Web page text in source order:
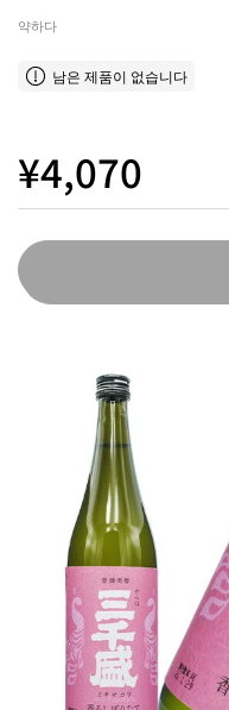
약하다
남은 제품이 없습니다
¥4,070